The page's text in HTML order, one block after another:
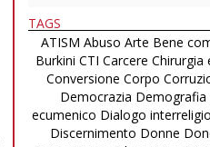
TAGS
ATISM Abuso Arte Bene
Burkini CTI Carcere Chirurgia
Conversione Corpo
Democrazia Demografia
ecumenico Dialogo
Discernimento Donne